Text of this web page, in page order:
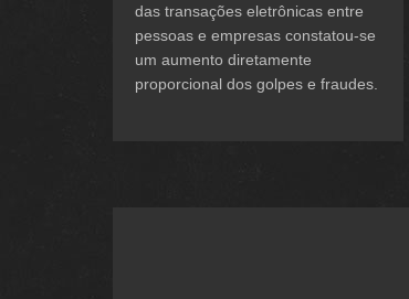
das transações eletrônicas entre
pessoas e empresas constatou-se
um aumento diretamente
proporcional dos golpes e fraudes.